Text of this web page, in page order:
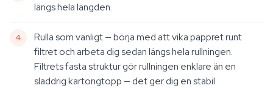
längs hela längden.
Rulla som vanligt — börja med att vika pappret runt
filtret och arbeta dig sedan längs hela rullningen.
Filtrets fasta struktur gör rullningen enklare än en
sladdrig kartongtopp — det ger dig en stabil